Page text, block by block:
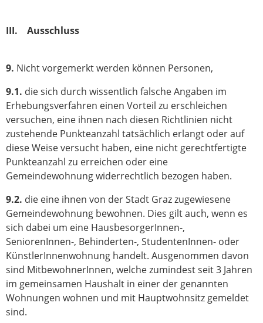
III. Ausschluss
9. Nicht vorgemerkt werden können Personen,
9.1. die sich durch wissentlich falsche Angaben im
Erhebungsverfahren einen Vorteil zu erschleichen
versuchen, eine ihnen nach diesen Richtlinien nicht
zustehende Punkteanzahl tatsächlich erlangt oder auf
diese Weise versucht haben, eine nicht gerechtfertigte
Punkteanzahl zu erreichen oder eine
Gemeindewohnung widerrechtlich bezogen haben.
9.2. die eine ihnen von der Stadt Graz zugewiesene
Gemeindewohnung bewohnen. Dies gilt auch, wenn es
sich dabei um eine HausbesorgerInnen-,
SeniorenInnen-, Behinderten-, StudentenInnen- oder
KünstlerInnenwohnung handelt. Ausgenommen davon
sind MitbewohnerInnen, welche zumindest seit 3 Jahren
im gemeinsamen Haushalt in einer der genannten
Wohnungen wohnen und mit Hauptwohnsitz gemeldet
sind.